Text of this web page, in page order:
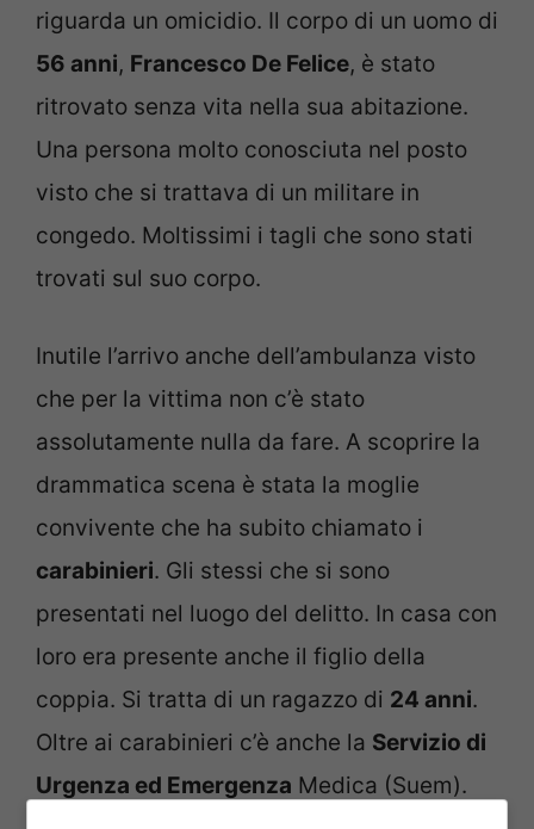
riguarda un omicidio. Il corpo di un uomo di
56 anni, Francesco De Felice, è stato
ritrovato senza vita nella sua abitazione.
Una persona molto conosciuta nel posto
visto che si trattava di un militare in
congedo. Moltissimi i tagli che sono stati
trovati sul suo corpo.
Inutile l’arrivo anche dell’ambulanza visto
che per la vittima non c’è stato
assolutamente nulla da fare. A scoprire la
drammatica scena è stata la moglie
convivente che ha subito chiamato i
carabinieri. Gli stessi che si sono
presentati nel luogo del delitto. In casa con
loro era presente anche il figlio della
coppia. Si tratta di un ragazzo di 24 anni.
Oltre ai carabinieri c’è anche la Servizio di
Urgenza ed Emergenza Medica (Suem).